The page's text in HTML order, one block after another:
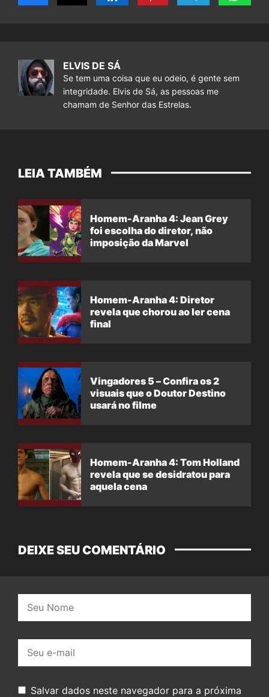
ELVIS DE SÁ
Se tem uma coisa que eu odeio, é gente sem
integridade. Elvis de Sá, as pessoas me
chamam de Senhor das Estrelas.
LEIA TAMBÉM
Homem-Aranha 4: Jean Grey
foi escolha do diretor, não
imposição da Marvel
Homem-Aranha 4: Diretor
revela que chorou ao ler cena
final
Vingadores 5 – Confira os 2
visuais que o Doutor Destino
usará no filme
Homem-Aranha 4: Tom Holland
revela que se desidratou para
aquela cena
DEIXE SEU COMENTÁRIO
mail:
Salvar dados neste navegador para a próxima